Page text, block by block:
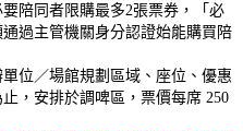
陪同者限購最多2張票券，「必
過主管機關身分認證始能購買陪
位／場館規劃區域、座位、優惠
，安排於調啤區，票價每席 250